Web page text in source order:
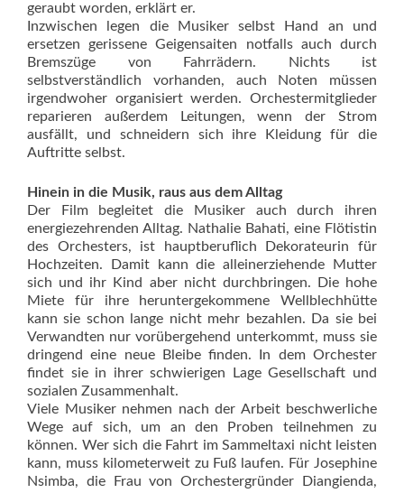
geraubt worden, erklärt er.
Inzwischen legen die Musiker selbst Hand an und
ersetzen gerissene Geigensaiten notfalls auch durch
Bremszüge von Fahr­rädern. Nichts ist
selbstverständlich vorhanden, auch Noten müssen
irgendwoher organisiert werden. Orchestermitglieder
reparieren außerdem Leitungen, wenn der Strom
ausfällt, und schneidern sich ihre Kleidung für die
Auftritte selbst.
Hinein in die Musik, raus aus dem Alltag
Der Film begleitet die Musiker auch durch ihren
energiezehrenden Alltag. Nathalie Bahati, eine Flötistin
des Orchesters, ist hauptberuflich Dekorateurin für
Hochzeiten. Damit kann die alleinerziehende Mutter
sich und ihr Kind aber nicht durchbringen. Die hohe
Miete für ihre heruntergekommene Wellblechhütte
kann sie schon lange nicht mehr bezahlen. Da sie bei
Verwandten nur vorübergehend unterkommt, muss sie
dringend eine neue Bleibe finden. In dem Orchester
findet sie in ihrer schwierigen Lage Gesellschaft und
sozialen Zusammenhalt.
Viele Musiker nehmen nach der Arbeit beschwerliche
Wege auf sich, um an den Proben teilnehmen zu
können. Wer sich die Fahrt im Sammeltaxi nicht leisten
kann, muss kilometerweit zu Fuß laufen. Für Josephine
Nsimba, die Frau von Orchestergründer Diangienda,